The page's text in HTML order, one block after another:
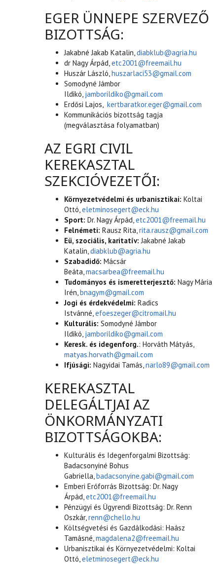
EGER ÜNNEPE SZERVEZŐ
BIZOTTSÁG:
Jakabné Jakab Katalin, diabklub@agria.hu
dr Nagy Árpád, etc2001@freemail.hu
Huszár László, huszarlaci53@gmail.com
Somodyné Jámbor
Ildikó, jamborildiko@gmail.com
Erdősi Lajos, kertbaratkor.eger@gmail.com
Kommunikációs bizottság tagja
(megválasztása folyamatban)
AZ EGRI CIVIL
KEREKASZTAL
SZEKCIÓVEZETŐI:
Környezetvédelmi és urbanisztikai: Koltai
Ottó, eletminosegert@eck.hu
Sport: Dr. Nagy Árpád, etc2001@freemail.hu
Felnémeti: Rausz Rita, rita.rausz@gmail.com
Eü, szociális, karitatív: Jakabné Jakab
Katalin, diabklub@agria.hu
Szabadidő: Mácsár
Beáta, macsarbea@freemail.hu
Tudományos és ismeretterjesztő: Nagy Mária
Irén, bnagym@gmail.com
Jogi és érdekvédelmi: Radics
Istvánné, efoeszeger@citromail.hu
Kulturális: Somodyné Jámbor
Ildikó, jamborildiko@gmail.com
Keresk. és idegenforg.: Horváth Mátyás,
matyas.horvath@gmail.com
Ifjúsági: Nagyidai Tamás, narlo89@gmail.com
KEREKASZTAL
DELEGÁLTJAI AZ
ÖNKORMÁNYZATI
BIZOTTSÁGOKBA:
Kulturális és Idegenforgalmi Bizottság:
Badacsonyiné Bohus
Gabriella, badacsonyine.gabi@gmail.com
Emberi Erőforrás Bizottság: Dr. Nagy
Árpád, etc2001@freemail.hu
Pénzügyi és Ügyrendi Bizottság: Dr. Renn
Oszkár, renn@chello.hu
Költségvetési és Gazdálkodási: Haász
Tamásné, magdalena2@freemail.hu
Urbanisztikai és Környezetvédelmi: Koltai
Ottó, eletminosegert@eck.hu